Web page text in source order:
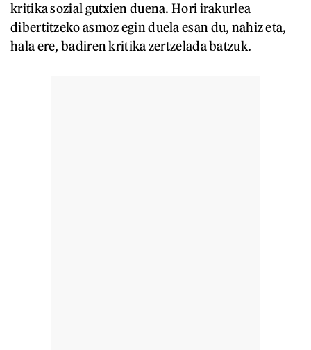
kritika sozial gutxien duena. Hori irakurlea
dibertitzeko asmoz egin duela esan du, nahiz eta,
hala ere, badiren kritika zertzelada batzuk.